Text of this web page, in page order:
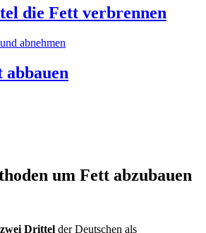
die Fett verbrennen
abbauen
um Fett abzubauen
zwei Drittel der Deutschen als